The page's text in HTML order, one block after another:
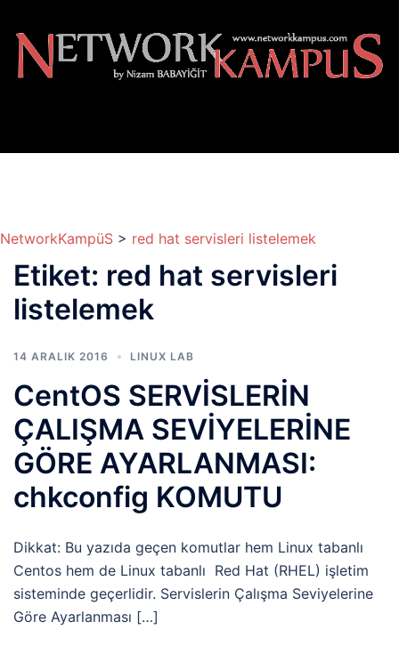
atla
NetworkKampüS > red hat servisleri listelemek
Etiket: red hat servisleri
listelemek
14 ARALIK 2016 LINUX LAB
CentOS SERVİSLERİN
ÇALIŞMA SEVİYELERİNE
GÖRE AYARLANMASI:
chkconfig KOMUTU
Dikkat: Bu yazıda geçen komutlar hem Linux tabanlı
Centos hem de Linux tabanlı Red Hat (RHEL) işletim
sisteminde geçerlidir. Servislerin Çalışma Seviyelerine
Göre Ayarlanması […]